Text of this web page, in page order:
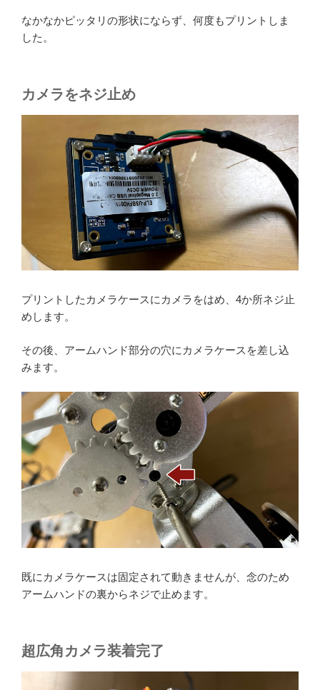
なかなかピッタリの形状にならず、何度もプリントしま
した。
カメラをネジ止め
プリントしたカメラケースにカメラをはめ、4か所ネジ止
めします。
その後、アームハンド部分の穴にカメラケースを差し込
みます。
既にカメラケースは固定されて動きませんが、念のため
アームハンドの裏からネジで止めます。
超広角カメラ装着完了